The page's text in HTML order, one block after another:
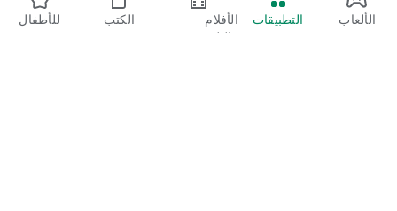
الألعاب التطبيقات
الأفلام
والتلفزيون
الكتب للأطفال